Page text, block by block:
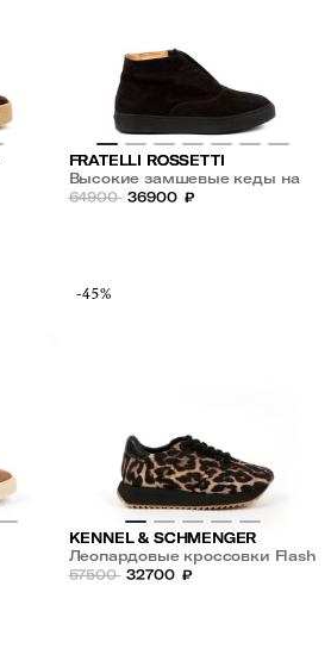
FRATELLI ROSSETTI
Высокие замшевые кеды на
меху
64900 36900 ₽
-45%
KENNEL & SCHMENGER
Леопардовые кроссовки Flash
57500 32700 ₽